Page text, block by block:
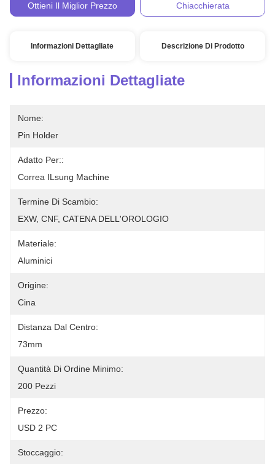
Ottieni Il Miglior Prezzo Chiacchierata
Informazioni Dettagliate Descrizione Di Prodotto
Informazioni Dettagliate
Nome:
Pin Holder
Adatto Per::
Correa ILsung Machine
Termine Di Scambio:
EXW, CNF, CATENA DELL'OROLOGIO
Materiale:
Aluminici
Origine:
Cina
Distanza Dal Centro:
73mm
Quantità Di Ordine Minimo:
200 Pezzi
Prezzo:
USD 2 PC
Stoccaggio: